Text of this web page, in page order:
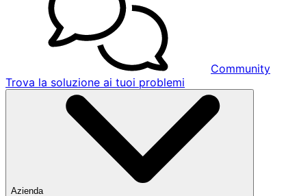
Community
Trova la soluzione ai tuoi problemi
Azienda